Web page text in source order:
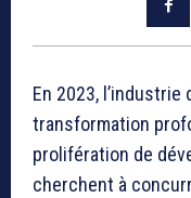
En 2023,
transformation
prolifération de
cherchent à